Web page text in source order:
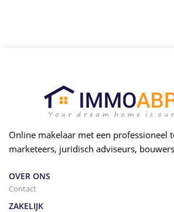
Online makelaar met een professioneel
marketeers, juridisch adviseurs,
OVER ONS
Contact
ZAKELIJK